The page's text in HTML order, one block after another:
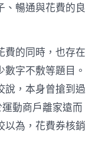
、暢通與花費的良
費的同時，也存在
字不敷等題目。
說，本身曾搶到過
動商戶離家遠而
以為，花費券核銷